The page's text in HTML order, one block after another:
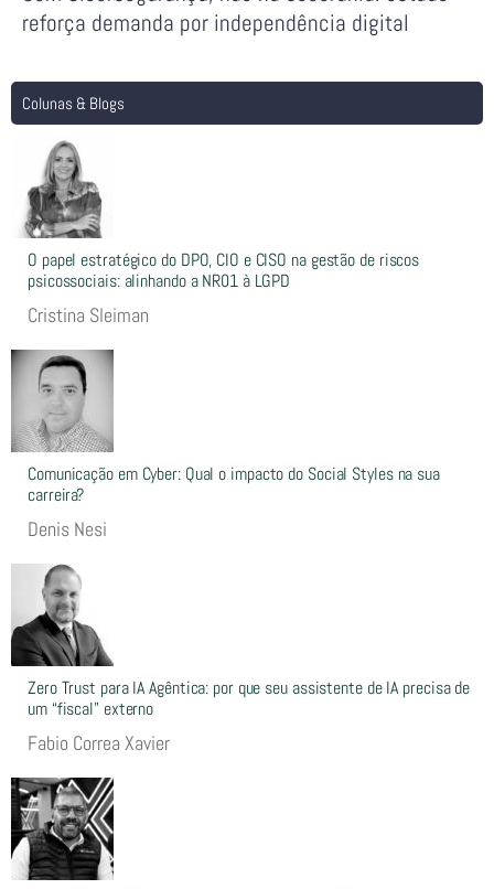
reforça demanda por independência digital
Colunas & Blogs
O papel estratégico do DPO, CIO e CISO na gestão de riscos
psicossociais: alinhando a NR01 à LGPD
Cristina Sleiman
Comunicação em Cyber: Qual o impacto do Social Styles na sua
carreira?
Denis Nesi
Zero Trust para IA Agêntica: por que seu assistente de IA precisa de
um “fiscal” externo
Fabio Correa Xavier